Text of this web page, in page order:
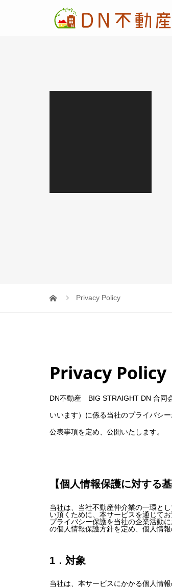
Privacy Policy
Privacy Policy
DN不動産 BIG STRAIGHT DN 合同
いいます）に係る当社のプライバシ
公表事項を定め、公開いたします。
【個人情報保護に対する基
当社は、当社不動産仲介業の一環と
い頂くために、本サービスを通じて
プライバシー保護を当社の企業活動
の個人情報保護方針を定め、個人情
1．対象
当社は、本サービスにかかる個人情